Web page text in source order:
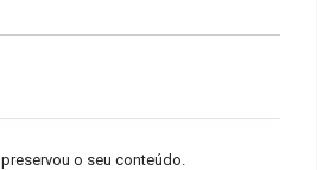
preservou o seu conteúdo.